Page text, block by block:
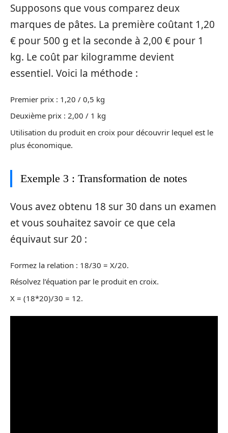
Supposons que vous comparez deux
marques de pâtes. La première coûtant 1,20
€ pour 500 g et la seconde à 2,00 € pour 1
kg. Le coût par kilogramme devient
essentiel. Voici la méthode :
Premier prix : 1,20 / 0,5 kg
Deuxième prix : 2,00 / 1 kg
Utilisation du produit en croix pour découvrir lequel est le
plus économique.
Exemple 3 : Transformation de notes
Vous avez obtenu 18 sur 30 dans un examen
et vous souhaitez savoir ce que cela
équivaut sur 20 :
Formez la relation : 18/30 = X/20.
Résolvez l’équation par le produit en croix.
X = (18*20)/30 = 12.